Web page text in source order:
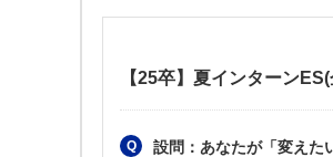
【25卒】夏インターン
設問：あなたが「変えた